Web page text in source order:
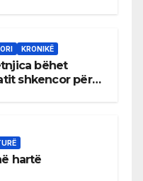
KRONIKË
bëhet
shkencor për
hartë